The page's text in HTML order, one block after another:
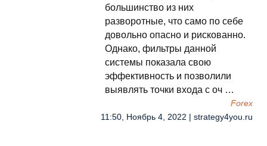
большинство из них
разворотные, что само по себе
довольно опасно и рискованно.
Однако, фильтры данной
системы показала свою
эффективность и позволили
выявлять точки входа с оч …
Forex
11:50, Ноябрь 4, 2022 | strategy4you.ru